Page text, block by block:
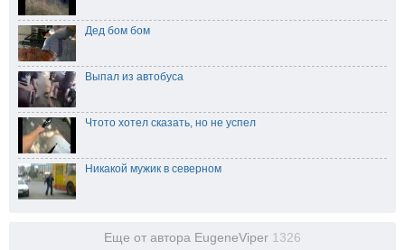
Дед бом бом
Выпал из автобуса
Чтото хотел сказать, но не успел
Никакой мужик в северном
Еще от автора EugeneViper 1326